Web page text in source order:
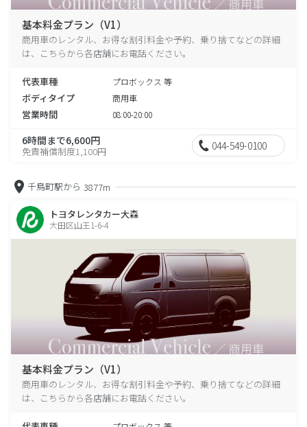
基本料金プラン（V1）
商用車のレンタル、お得な割引料金や予約、乗り捨てなどの詳細
は、こちらから各店舗にお電話ください。
代表車種 プロボックス 等
ボディタイプ 商用車
営業時間 08:00-20:00
6時間まで6,600円
免責補償制度1,100円 044-549-0100
千鳥町駅から 3877m
トヨタレンタカー大森
大田区山王1-6-4
基本料金プラン（V1）
商用車のレンタル、お得な割引料金や予約、乗り捨てなどの詳細
は、こちらから各店舗にお電話ください。